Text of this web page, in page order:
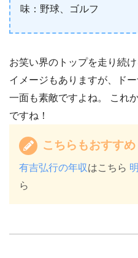
味：野球、ゴルフ
お笑い界のトップを走り続
イメージもありますが、ド
一面も素敵ですよね。 これ
ですね！
こちらもおすすめ
有吉弘行の年収はこちら
ら